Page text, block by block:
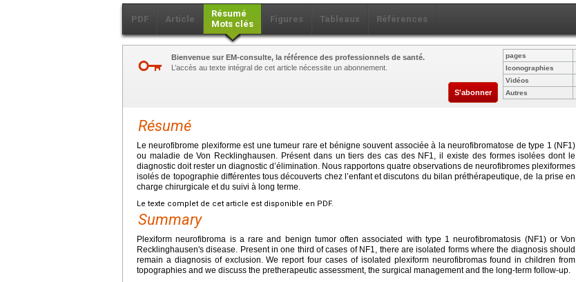
PDF Article
Résumé
Mots clés
Figures Tableaux Références
Bienvenue sur EM-consulte, la référence des professionnels de santé.
L’accès au texte intégral de cet article nécessite un abonnement.
S'abonner
pages
Iconographies
Vidéos
Autres
Résumé
Le neurofibrome plexiforme est une tumeur rare et bénigne souvent associée à la neurofibromatose de type 1 (NF1)
ou maladie de Von Recklinghausen. Présent dans un tiers des cas des NF1, il existe des formes isolées dont le
diagnostic doit rester un diagnostic d’élimination. Nous rapportons quatre observations de neurofibromes plexiformes
isolés de topographie différentes tous découverts chez l’enfant et discutons du bilan préthérapeutique, de la prise en
charge chirurgicale et du suivi à long terme.
Le texte complet de cet article est disponible en PDF.
Summary
Plexiform neurofibroma is a rare and benign tumor often associated with type 1 neurofibromatosis (NF1) or Von
Recklinghausen's disease. Present in one third of cases of NF1, there are isolated forms where the diagnosis should
remain a diagnosis of exclusion. We report four cases of isolated plexiform neurofibromas found in children from
topographies and we discuss the pretherapeutic assessment, the surgical management and the long-term follow-up.